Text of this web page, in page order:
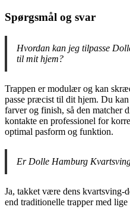
Spørgsmål og svar
Hvordan kan jeg tilpasse
til mit hjem?
Trappen er modulær og kan
passe præcist til dit hjem. Du
farver og finish, så den matcher
kontakte en professionel for
optimal pasform og funktion.
Er Dolle Hamburg
Ja, takket være dens kvartsving-
end traditionelle trapper med lige